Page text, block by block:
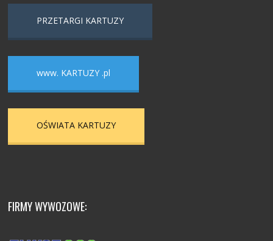
PRZETARGI KARTUZY
www. KARTUZY .pl
OŚWIATA KARTUZY
FIRMY WYWOZOWE: